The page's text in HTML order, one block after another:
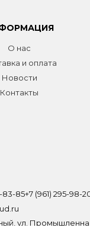
О нас
и оплата
Новости
Контакты
83-85+7 (961) 295-98-
ул.